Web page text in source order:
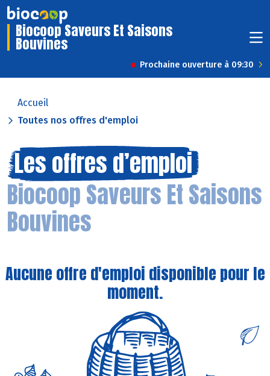
Biocoop Saveurs Et Saisons
Bouvines
Prochaine ouverture à 09:30
Accueil
Toutes nos offres d'emploi
Les offres d’emploi
Biocoop Saveurs Et Saisons
Bouvines
Aucune offre d'emploi disponible pour le
moment.